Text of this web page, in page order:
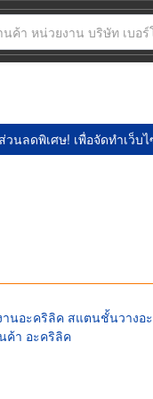
นลดพิเศษ! เพื่อจัดทำเว็บ
นอะคริลิค สแตนชั้นวางอ
ค้า อะคริลิค